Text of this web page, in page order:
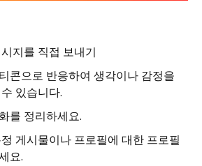
지를 직접 보내기
콘으로 반응하여 생각이나 감정을
있습니다.
를 정리하세요.
게시물이나 프로필에 대한 프로필
요.